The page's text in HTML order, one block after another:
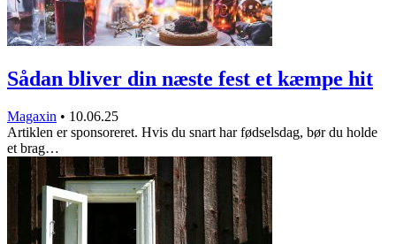
Sådan bliver din næste fest et kæmpe hit
Magaxin • 10.06.25
Artiklen er sponsoreret. Hvis du snart har fødselsdag, bør du holde
et brag…